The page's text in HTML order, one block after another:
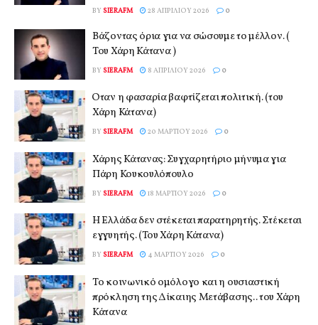
BY SIERAFM 28 ΑΠΡΙΛΊΟΥ 2026 0
Βάζοντας όρια για να σώσουμε το μέλλον. (
Του Χάρη Κάτανα )
BY SIERAFM 8 ΑΠΡΙΛΊΟΥ 2026 0
Όταν η φασαρία βαφτίζεται πολιτική. (του
Χάρη Κάτανα)
BY SIERAFM 20 ΜΑΡΤΊΟΥ 2026 0
Χάρης Κάτανας: Συγχαρητήριο μήνυμα για
Πάρη Κουκουλόπουλο
BY SIERAFM 18 ΜΑΡΤΊΟΥ 2026 0
Η Ελλάδα δεν στέκεται παρατηρητής. Στέκεται
εγγυητής. (Του Χάρη Κάτανα)
BY SIERAFM 4 ΜΑΡΤΊΟΥ 2026 0
Το κοινωνικό ομόλογο και η ουσιαστική
πρόκληση της Δίκαιης Μετάβασης.. του Χάρη
Κάτανα